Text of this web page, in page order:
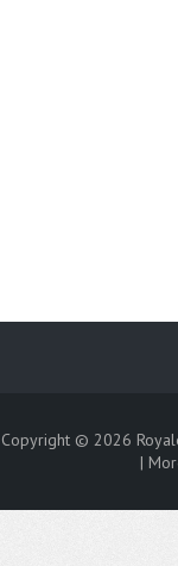
Copyright © 2026
|